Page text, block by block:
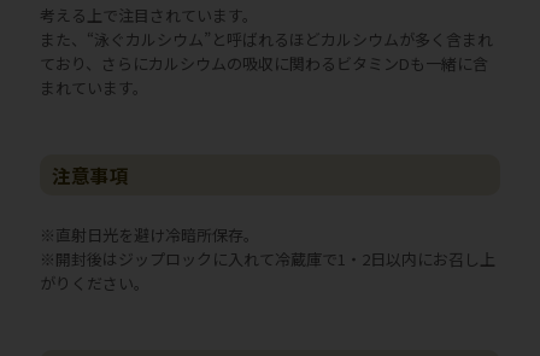
考える上で注目されています。
また、“泳ぐカルシウム”と呼ばれるほどカルシウムが多く含まれ
ており、さらにカルシウムの吸収に関わるビタミンDも一緒に含
まれています。
注意事項
※直射日光を避け冷暗所保存。
※開封後はジップロックに入れて冷蔵庫で1・2日以内にお召し上
がりください。